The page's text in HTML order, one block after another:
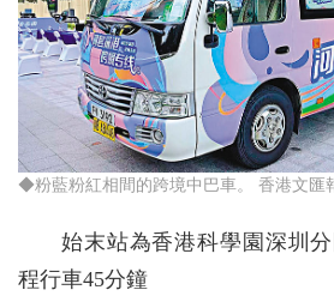
◆粉藍粉紅相間的跨境中巴車。 香港文匯
始末站為香港科學園深圳
程行車45分鐘